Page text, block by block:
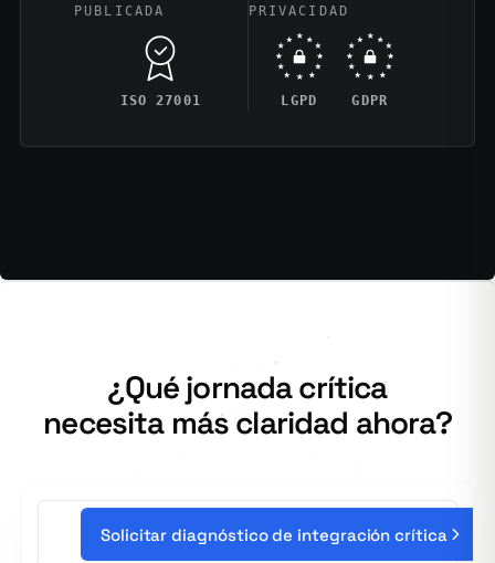
PUBLICADA
ISO 27001
PRIVACIDAD
LGPD GDPR
¿Qué jornada crítica
necesita más claridad ahora?
Solicitar diagnóstico de integración crítica